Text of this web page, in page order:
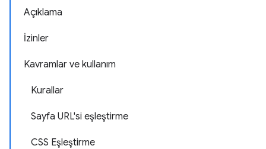
Açıklama
İzinler
Kavramlar ve kullanım
Kurallar
Sayfa URL'si eşleştirme
CSS Eşleştirme